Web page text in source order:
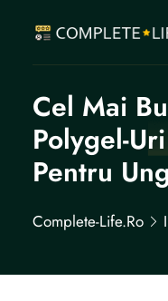
Cel Mai
Polygel-
Pentru
Complete-Life.ro